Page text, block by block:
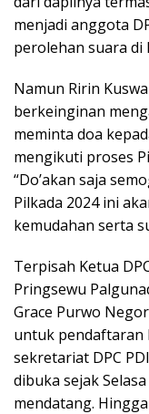
menjadi anggota
perolehan suara di
Namun Ririn
berkeinginan
meminta doa
mengikuti proses
“Do’akan saja
Pilkada 2024 ini
kemudahan serta
Terpisah Ketua
Pringsewu
Grace Purwo
untuk pendaftaran
sekretariat DPC
dibuka sejak
mendatang.